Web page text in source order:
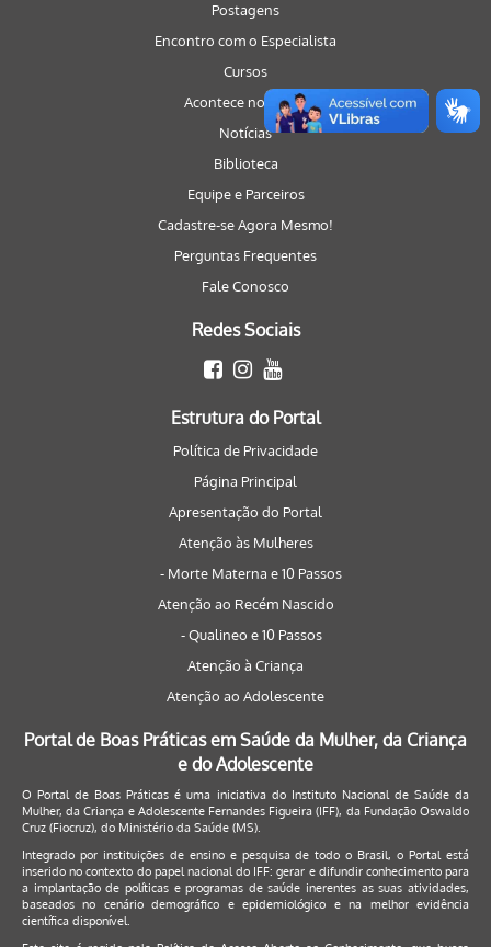
Postagens
Encontro com o Especialista
Cursos
Acontece no Portal
Notícias
Biblioteca
Equipe e Parceiros
Cadastre-se Agora Mesmo!
Perguntas Frequentes
Fale Conosco
Redes Sociais
Estrutura do Portal
Política de Privacidade
Página Principal
Apresentação do Portal
Atenção às Mulheres
- Morte Materna e 10 Passos
Atenção ao Recém Nascido
- Qualineo e 10 Passos
Atenção à Criança
Atenção ao Adolescente
Portal de Boas Práticas em Saúde da Mulher, da Criança
e do Adolescente
O Portal de Boas Práticas é uma iniciativa do Instituto Nacional de Saúde da
Mulher, da Criança e Adolescente Fernandes Figueira (IFF), da Fundação Oswaldo
Cruz (Fiocruz), do Ministério da Saúde (MS).
Integrado por instituições de ensino e pesquisa de todo o Brasil, o Portal está
inserido no contexto do papel nacional do IFF: gerar e difundir conhecimento para
a implantação de políticas e programas de saúde inerentes as suas atividades,
baseados no cenário demográfico e epidemiológico e na melhor evidência
científica disponível.